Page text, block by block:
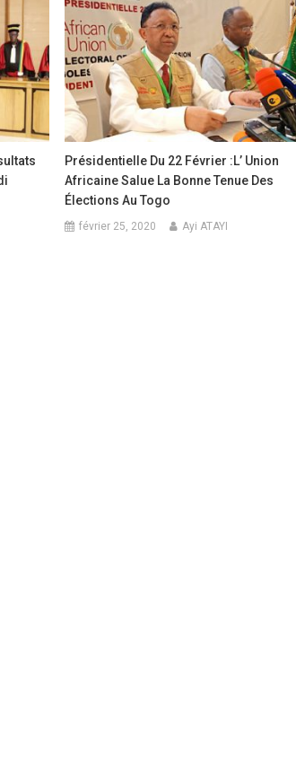
Présidentielle Du 22 Février :L’ Union
Africaine Salue La Bonne Tenue Des
Élections Au Togo
février 25, 2020 Ayi ATAYI